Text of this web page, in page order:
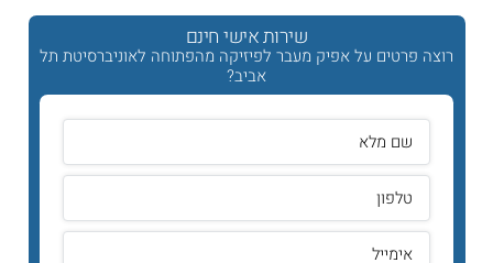
פיזיקהבאוניברסיטת תל-אביב. מקבץ הקורסים באפיק המעבר
שם הקורס באוניברסיטה
הפתוחה
שם הקורס המקביל
באוניברסיטת תל-אביב
תרמודינמיקה או -
תרמודינמיקה לפיזיקאים
ותרמודינמיקה
מעבדה ביסודות הפיזיקה
מכניקה
שירות אישי חינם
רוצה פרטים על אפיק מעבר לפיזיקה מהפתוחה לאוניברסיטת תל
אביב?